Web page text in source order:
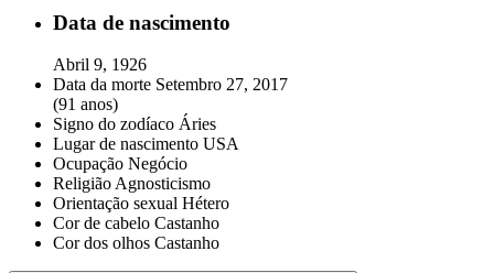
Data de nascimento
Abril 9, 1926
Data da morte Setembro 27, 2017
(91 anos)
Signo do zodíaco Áries
Lugar de nascimento USA
Ocupação Negócio
ReligiãoAgnosticismo
Orientação sexual Hétero
Cor de cabelo Castanho
Cor dos olhos Castanho